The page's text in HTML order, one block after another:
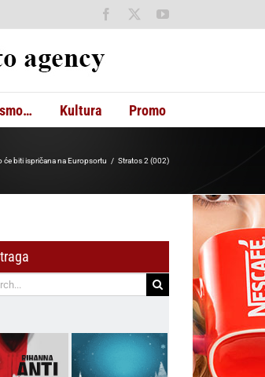
Facebook YouTube
Kultura Promo
će biti ispričana na Europsortu Stratos 2 (002)